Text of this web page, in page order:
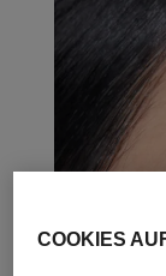
COOKIES